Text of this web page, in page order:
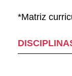
*Matriz